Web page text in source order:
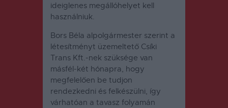
ideiglenes megállóhelyet kell
használniuk.
Bors Béla alpolgármester szerint a
létesítményt üzemeltető Csíki
Trans Kft.-nek szüksége van
másfél-két hónapra, hogy
megfelelően be tudjon
rendezkedni és felkészülni, így
várhatóan a tavasz folyamán